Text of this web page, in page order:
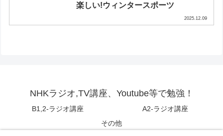
楽しい!ウィンタースポーツ
2025.12.09
NHKラジオ,TV講座、Youtube等で勉強！
B1,2-ラジオ講座
A2-ラジオ講座
その他